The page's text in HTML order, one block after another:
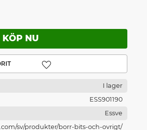
i favoriter
I lager
ESS901190
Essve
sv/produkter/borr-bits-och-ovrigt/